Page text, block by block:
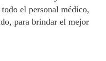
el personal médico,
para brindar el mejor